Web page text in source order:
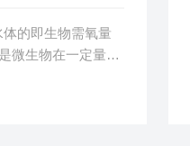
的即生物需氧量
微生物在一定量的
的污染状况。在线